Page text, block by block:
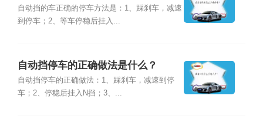
自动挡的车正确的停车方法是：1、踩刹车，减速
到停车；2、等车停稳后挂入...
自动挡停车的正确做法是什么？
自动挡停车的正确做法：1、踩刹车，减速到停
车；2、停稳后挂入N挡；3、...